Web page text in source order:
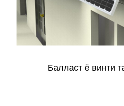
Балласт ё винти